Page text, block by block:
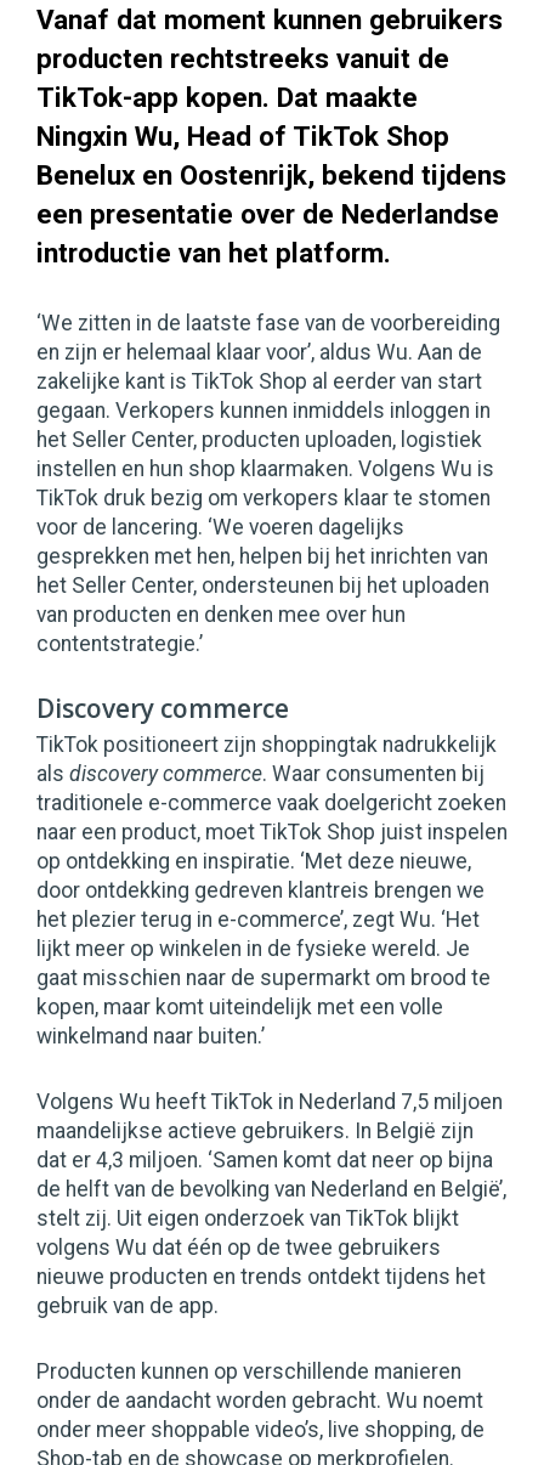
Vanaf dat moment kunnen gebruikers
producten rechtstreeks vanuit de
TikTok-app kopen. Dat maakte
Ningxin Wu, Head of TikTok Shop
Benelux en Oostenrijk, bekend tijdens
een presentatie over de Nederlandse
introductie van het platform.
‘We zitten in de laatste fase van de voorbereiding
en zijn er helemaal klaar voor’, aldus Wu. Aan de
zakelijke kant is TikTok Shop al eerder van start
gegaan. Verkopers kunnen inmiddels inloggen in
het Seller Center, producten uploaden, logistiek
instellen en hun shop klaarmaken. Volgens Wu is
TikTok druk bezig om verkopers klaar te stomen
voor de lancering. ‘We voeren dagelijks
gesprekken met hen, helpen bij het inrichten van
het Seller Center, ondersteunen bij het uploaden
van producten en denken mee over hun
contentstrategie.’
Discovery commerce
TikTok positioneert zijn shoppingtak nadrukkelijk
als discovery commerce. Waar consumenten bij
traditionele e-commerce vaak doelgericht zoeken
naar een product, moet TikTok Shop juist inspelen
op ontdekking en inspiratie. ‘Met deze nieuwe,
door ontdekking gedreven klantreis brengen we
het plezier terug in e-commerce’, zegt Wu. ‘Het
lijkt meer op winkelen in de fysieke wereld. Je
gaat misschien naar de supermarkt om brood te
kopen, maar komt uiteindelijk met een volle
winkelmand naar buiten.’
Volgens Wu heeft TikTok in Nederland 7,5 miljoen
maandelijkse actieve gebruikers. In België zijn
dat er 4,3 miljoen. ‘Samen komt dat neer op bijna
de helft van de bevolking van Nederland en België’,
stelt zij. Uit eigen onderzoek van TikTok blijkt
volgens Wu dat één op de twee gebruikers
nieuwe producten en trends ontdekt tijdens het
gebruik van de app.
Producten kunnen op verschillende manieren
onder de aandacht worden gebracht. Wu noemt
onder meer shoppable video’s, live shopping, de
Shop-tab en de showcase op merkprofielen.